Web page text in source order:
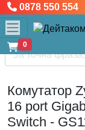
0878 550 554
0
Комутатор
16 port
Switch -